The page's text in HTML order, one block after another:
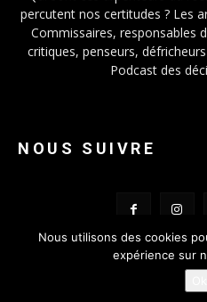
percutent nos certitudes ? Les
Commissaires, responsables
critiques, penseurs,
Podcast des
NOUS SUIVRE
© FOMO-VOX 2019 -
Nous utilisons des cookies
expérience sur